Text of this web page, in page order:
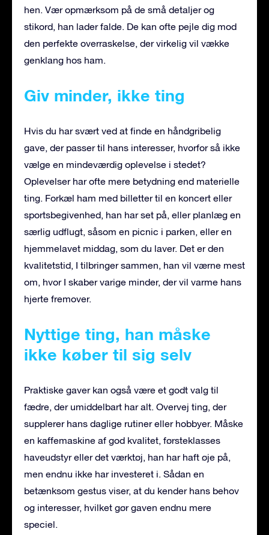
hen. Vær opmærksom på de små detaljer og
stikord, han lader falde. De kan ofte pejle dig mod
den perfekte overraskelse, der virkelig vil vække
genklang hos ham.
Giv minder, ikke ting
Hvis du har svært ved at finde en håndgribelig
gave, der passer til hans interesser, hvorfor så ikke
vælge en mindeværdig oplevelse i stedet?
Oplevelser har ofte mere betydning end materielle
ting. Forkæl ham med billetter til en koncert eller
sportsbegivenhed, han har set på, eller planlæg en
særlig udflugt, såsom en picnic i parken, eller en
hjemmelavet middag, som du laver. Det er den
kvalitetstid, I tilbringer sammen, han vil værne mest
om, hvor I skaber varige minder, der vil varme hans
hjerte fremover.
Nyttige ting, han måske
ikke køber til sig selv
Praktiske gaver kan også være et godt valg til
fædre, der umiddelbart har alt. Overvej ting, der
supplerer hans daglige rutiner eller hobbyer. Måske
en kaffemaskine af god kvalitet, førsteklasses
haveudstyr eller det værktøj, han har haft øje på,
men endnu ikke har investeret i. Sådan en
betænksom gestus viser, at du kender hans behov
og interesser, hvilket gør gaven endnu mere
speciel.